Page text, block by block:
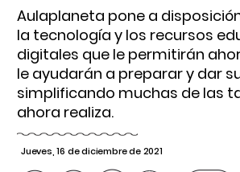
Aulaplaneta pone a
la tecnología y los recursos
digitales que le permitirán
le ayudarán a preparar y dar
simplificando muchas de las
ahora realiza.
Jueves, 16 de diciembre de 2021